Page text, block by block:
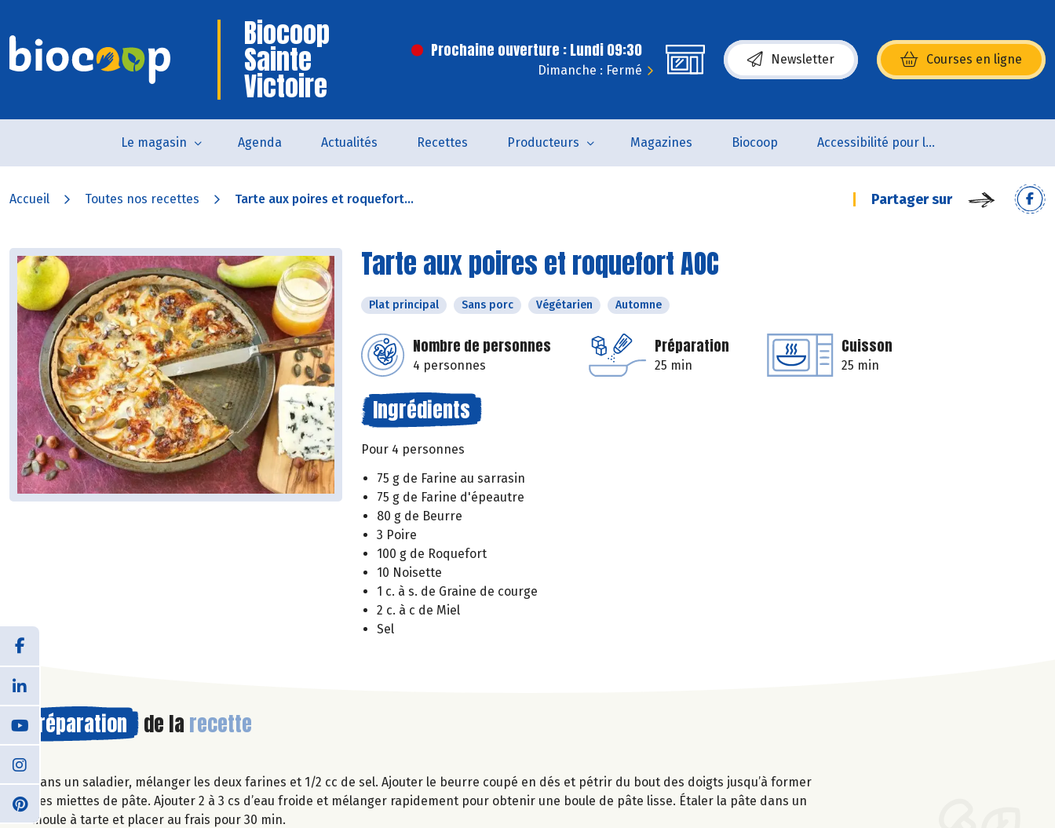
Biocoop
Sainte
Victoire
Prochaine ouverture : Lundi 09:30
Dimanche : Fermé
Newsletter Courses en ligne
(s’ouvre dans une nouvelle fenêtre)
Le magasin Agenda Actualités Recettes Producteurs Magazines Biocoop Accessibilité pour les personnes en situation de handicap
Accueil Toutes nos recettes Tarte aux poires et roquefort... Partager sur
Tarte aux poires et roquefort AOC
Plat principal Sans porc Végétarien Automne
Nombre de personnes
4 personnes
Préparation
25 min
Cuisson
25 min
Ingrédients
Pour 4 personnes
75 g de Farine au sarrasin
75 g de Farine d'épeautre
80 g de Beurre
3 Poire
100 g de Roquefort
10 Noisette
1 c. à s. de Graine de courge
2 c. à c de Miel
Sel
Préparation de la recette
Dans un saladier, mélanger les deux farines et 1/2 cc de sel. Ajouter le beurre coupé en dés et pétrir du bout des doigts jusqu’à former
des miettes de pâte. Ajouter 2 à 3 cs d’eau froide et mélanger rapidement pour obtenir une boule de pâte lisse. Étaler la pâte dans un
moule à tarte et placer au frais pour 30 min.